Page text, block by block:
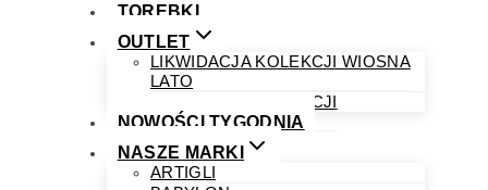
TOREBKI
OUTLET
LIKWIDACJA KOLEKCJI WIOSNA
LATO
LIKWIDACJA KOLEKCJI
NOWOŚCI TYGODNIA
NASZE MARKI
ARTIGLI